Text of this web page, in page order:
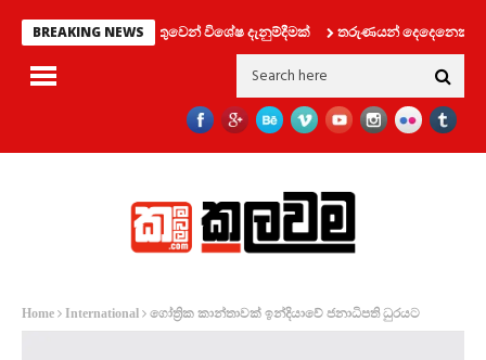
BREAKING NEWS
දෙපාර්තමේන්තුවෙන් විශේෂ දැනුම්දීමක් තරුණයන් දෙදෙනෙක් සමග
Home International ගෝත්‍රික කාන්තාවක් ඉන්දියාවේ ජනාධිපති ධුරයට